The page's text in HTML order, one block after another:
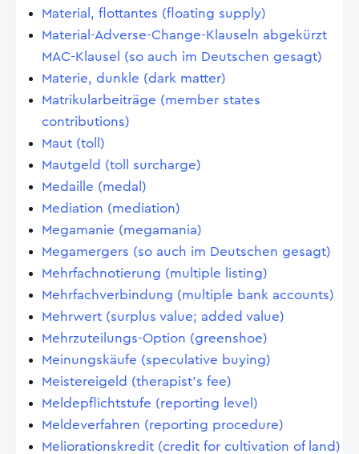
Material, flottantes (floating supply)
Material-Adverse-Change-Klauseln abgekürzt
MAC-Klausel (so auch im Deutschen gesagt)
Materie, dunkle (dark matter)
Matrikularbeiträge (member states
contributions)
Maut (toll)
Mautgeld (toll surcharge)
Medaille (medal)
Mediation (mediation)
Megamanie (megamania)
Megamergers (so auch im Deutschen gesagt)
Mehrfachnotierung (multiple listing)
Mehrfachverbindung (multiple bank accounts)
Mehrwert (surplus value; added value)
Mehrzuteilungs-Option (greenshoe)
Meinungskäufe (speculative buying)
Meistereigeld (therapist's fee)
Meldepflichtstufe (reporting level)
Meldeverfahren (reporting procedure)
Meliorationskredit (credit for cultivation of land)